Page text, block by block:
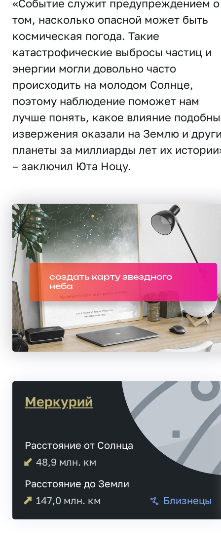
«Событие служит предупреждением о
том, насколько опасной может быть
космическая погода. Такие
катастрофические выбросы частиц и
энергии могли довольно часто
происходить на молодом Солнце,
поэтому наблюдение поможет нам
лучше понять, какое влияние
извержения оказали на Землю и
планеты за миллиарды лет их
– заключил Юта Ноцу.
создать карту звездного
неба
Меркурий
Расстояние от Солнца
48,9 млн. км
Расстояние до Земли
147,0 млн. км Близнецы